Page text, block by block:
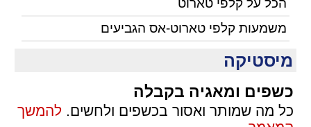
הכל על קלפי טארוט
משמעות קלפי טארוט-אס הגביעים
מיסטיקה
כשפים ומאגיה בקבלה
כל מה שמותר ואסור בכשפים ולחשים. להמשך